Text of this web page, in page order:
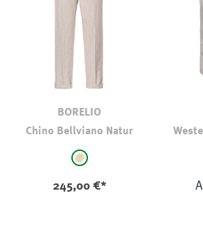
BORELIO
Chino Bellviano Natur
auswählen
beige
245,00 €*